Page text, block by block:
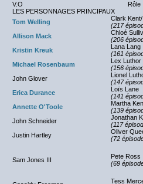
V.O
Rôle
LES PERSONNAGES PRINCIPAUX
Tom Welling
Clark
(217
Allison Mack
Chloé
(206
Kristin Kreuk
Lana Lang
(161
Michael Rosenbaum
Lex Luthor
(156
John Glover
Lionel
(147
Erica Durance
Loïs Lane
(141
Annette O'Toole
Martha
(139
John Schneider
Jonathan
(117
Justin Hartley
Oliver
(72
Sam Jones III
Pete Ross
(69
Tess